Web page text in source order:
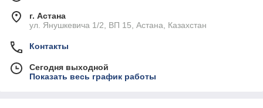
г. Астана
ул. Янушкевича 1/2, ВП 15, Астана, Казахстан
Контакты
Сегодня выходной
Показать весь график работы